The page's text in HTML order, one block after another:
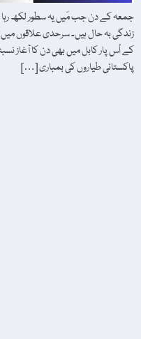
جمعہ کے دن جب مَیں یہ سطور لکھ رہا
زندگی بہ حال ہیں۔ سرحدی علاقوں
کے اُس پار کابل میں بھی دن کا آغاز
پاکستانی طیاروں کی بمباری […]